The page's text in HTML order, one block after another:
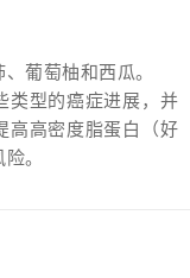
葡萄柚和西瓜。
类型的癌症进展，并
高高密度脂蛋白（好
。